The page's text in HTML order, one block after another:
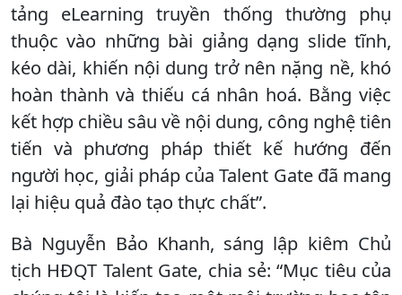
tảng eLearning truyền thống thường phụ
thuộc vào những bài giảng dạng slide tĩnh,
kéo dài, khiến nội dung trở nên nặng nề, khó
hoàn thành và thiếu cá nhân hoá. Bằng việc
kết hợp chiều sâu về nội dung, công nghệ tiên
tiến và phương pháp thiết kế hướng đến
người học, giải pháp của Talent Gate đã mang
lại hiệu quả đào tạo thực chất”.
Bà Nguyễn Bảo Khanh, sáng lập kiêm Chủ
tịch HĐQT Talent Gate, chia sẻ: “Mục tiêu của